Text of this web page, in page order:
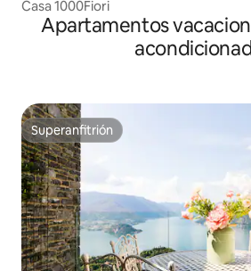
Casa 1000Fiori
Apartamentos
Superanfitrión
Superanfitrión